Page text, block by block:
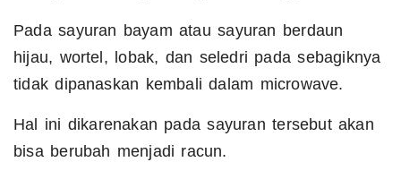
Pada sayuran bayam atau sayuran berdaun
hijau, wortel, lobak, dan seledri pada sebagiknya
tidak dipanaskan kembali dalam microwave.
Hal ini dikarenakan pada sayuran tersebut akan
bisa berubah menjadi racun.